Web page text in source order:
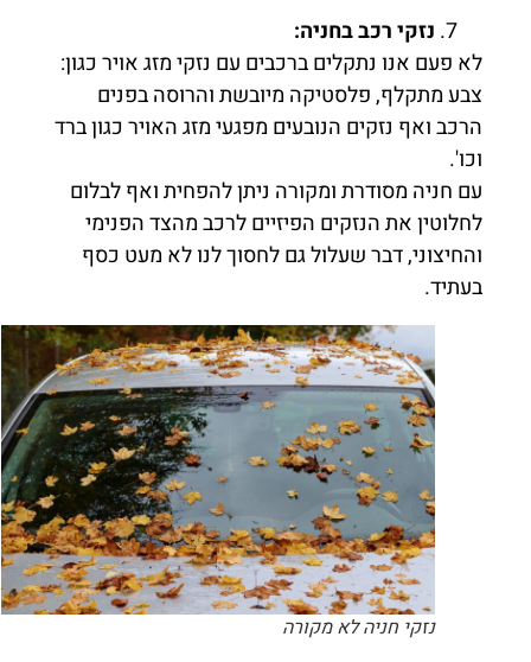
נזקי רכב בחניה:
לא פעם אנו נתקלים ברכבים עם נזקי מזג אויר כגון:
צבע מתקלף, פלסטיקה מיובשת והרוסה בפנים
הרכב ואף נזקים הנובעים מפגעי מזג האויר כגון ברד
וכו'.
עם חניה מסודרת ומקורה ניתן להפחית ואף לבלום
לחלוטין את הנזקים הפיזיים לרכב מהצד הפנימי
והחיצוני, דבר שעלול גם לחסוך לנו לא מעט כסף
בעתיד.
נזקי חניה לא מקורה